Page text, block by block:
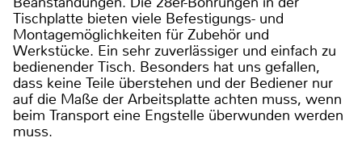
Tischplatte bieten viele Befestigungs- und
Montagemöglichkeiten für Zubehör und
Werkstücke. Ein sehr zuverlässiger und einfach zu
bedienender Tisch. Besonders hat uns gefallen,
dass keine Teile überstehen und der Bediener nur
auf die Maße der Arbeitsplatte achten muss, wenn
beim Transport eine Engstelle überwunden werden
muss.